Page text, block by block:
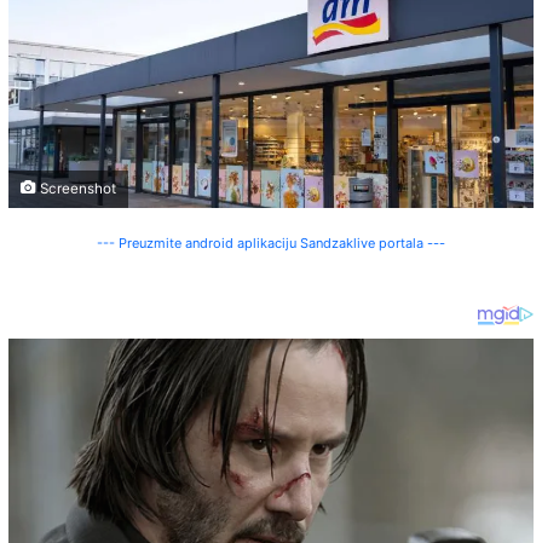
Screenshot
--- Preuzmite android aplikaciju Sandzaklive portala ---